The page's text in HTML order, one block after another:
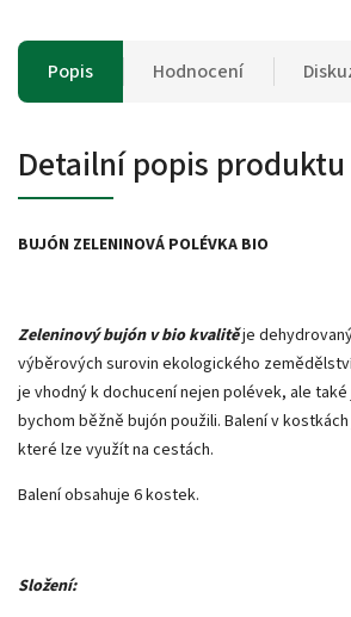
Popis Hodnocení
Detailní popis produktu
BUJÓN ZELENINOVÁ POLÉVKA BIO
Zeleninový bujón v bio kvalitěje
výběrových surovin ekologického
je vhodný k dochucení nejen polévek, ale
bychom běžně bujón použili. Balení v
které lze využít na cestách.
Balení obsahuje 6 kostek.
Složení: